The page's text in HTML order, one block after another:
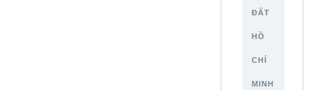
ĐẤT
HỒ
CHÍ
MINH